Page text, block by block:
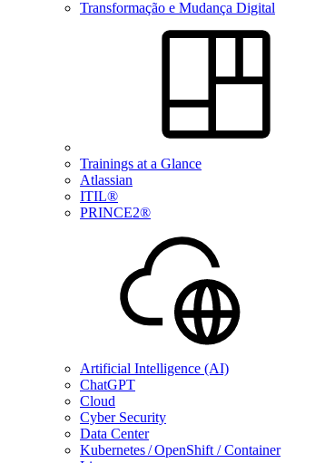
Transformação e Mudança Digital
Trainings at a Glance
Atlassian
ITIL®
PRINCE2®
Artificial Intelligence (AI)
ChatGPT
Cloud
Cyber Security
Data Center
Kubernetes / OpenShift / Container